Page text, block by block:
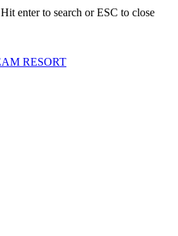
Hit enter to search or ESC to close